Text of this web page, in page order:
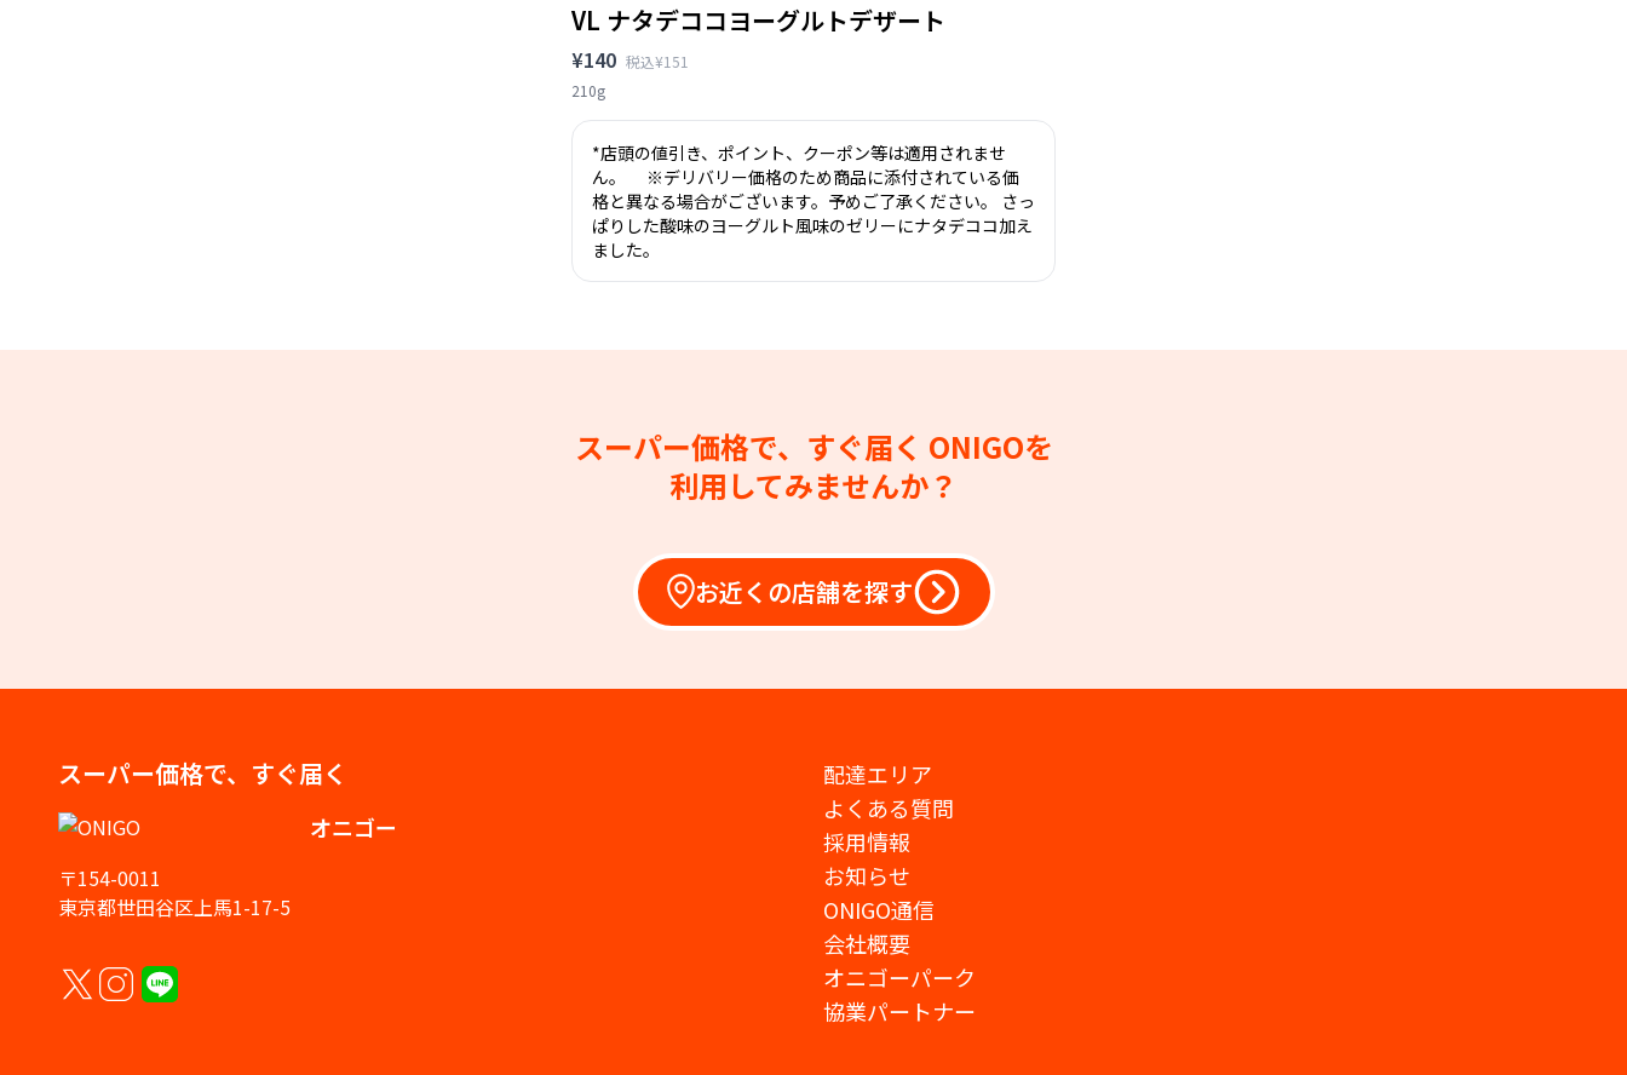
VL ナタデココヨーグルトデザート
¥140 税込¥151
210g
*店頭の値引き、ポイント、クーポン等は適用されませ
ん。 ※デリバリー価格のため商品に添付されている価
格と異なる場合がございます。予めご了承ください。 さっ
ぱりした酸味のヨーグルト風味のゼリーにナタデココ加え
ました。
スーパー価格で、すぐ届く ONIGOを
利用してみませんか？
お近くの店舗を探す
スーパー価格で、すぐ届く
オニゴー
〒154-0011
東京都世田谷区上馬1-17-5
配達エリア
よくある質問
採用情報
お知らせ
ONIGO通信
会社概要
オニゴーパーク
協業パートナー